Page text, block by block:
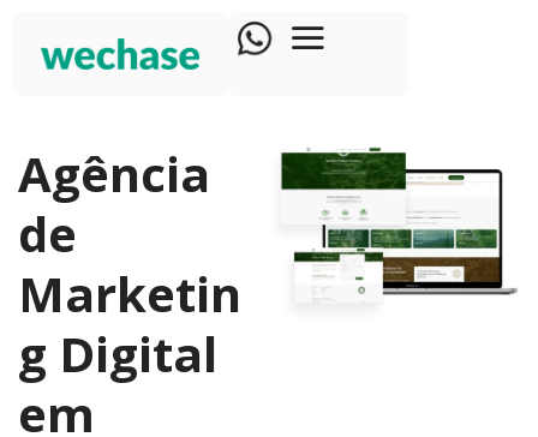
Agência
de
Marketin
g Digital
em